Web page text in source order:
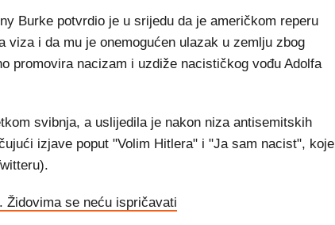
Burke potvrdio je u srijedu da je američkom reperu
viza i da mu je onemogućen ulazak u zemlju zbog
promovira nacizam i uzdiže nacističkog vođu Adolfa
svibnja, a uslijedila je nakon niza antisemitskih
izjave poput "Volim Hitlera" i "Ja sam nacist", koje
se neću ispričavati